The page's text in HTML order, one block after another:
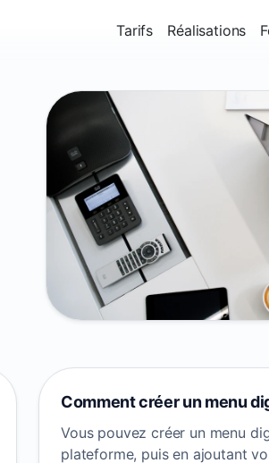
Tarifs Réalisations
Comment créer un menu
Vous pouvez créer un menu
plateforme, puis en ajoutant